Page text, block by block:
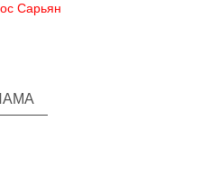
Сарьян